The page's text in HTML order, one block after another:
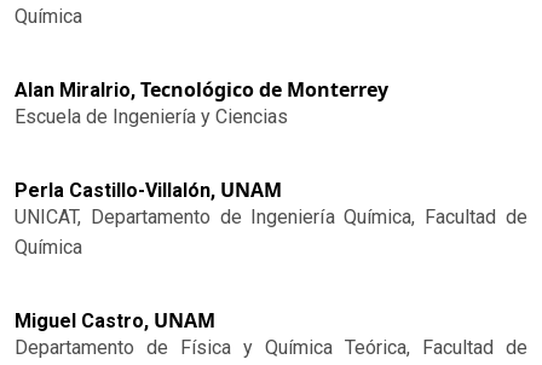
Química
Alan Miralrio, Tecnológico de Monterrey
Escuela de Ingeniería y Ciencias
Perla Castillo-Villalón, UNAM
UNICAT, Departamento de Ingeniería Química, Facultad de
Química
Miguel Castro, UNAM
Departamento de Física y Química Teórica, Facultad de